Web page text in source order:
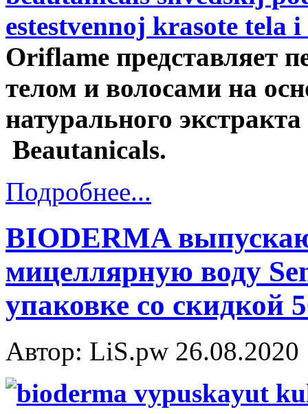
Oriflame представляет
телом и волосами на
натурального
Beautanicals.
Подробнее...
BIODERMA
мицеллярную воду
упаковке со скидкой
Автор: LiS.pw 26.08.2020